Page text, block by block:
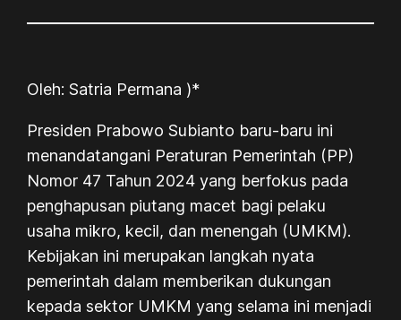
Oleh: Satria Permana )*
Presiden Prabowo Subianto baru-baru ini
menandatangani Peraturan Pemerintah (PP)
Nomor 47 Tahun 2024 yang berfokus pada
penghapusan piutang macet bagi pelaku
usaha mikro, kecil, dan menengah (UMKM).
Kebijakan ini merupakan langkah nyata
pemerintah dalam memberikan dukungan
kepada sektor UMKM yang selama ini menjadi